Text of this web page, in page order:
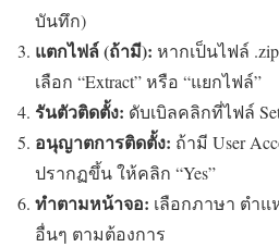
บันทึก)
แตกไฟล์ (ถ้ามี): หากเป็นไฟล์
เลือก “Extract” หรือ “แยกไฟล์”
รันตัวติดตั้ง: ดับเบิลคลิกที่ไฟล์
อนุญาตการติดตั้ง: ถ้ามี User
ปรากฏขึ้น ให้คลิก “Yes”
ทำตามหน้าจอ: เลือกภาษา ตำแ
อื่นๆ ตามต้องการ